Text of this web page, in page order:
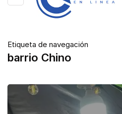
Etiqueta de navegación
barrio Chino